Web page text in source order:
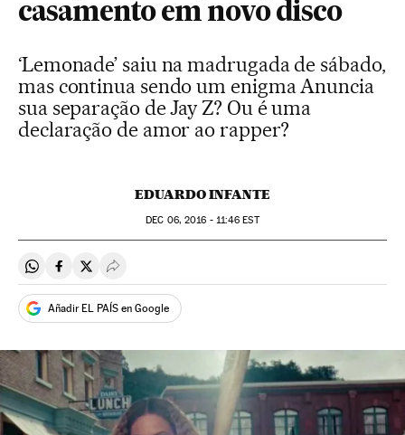
casamento em novo disco
‘Lemonade’ saiu na madrugada de sábado,
mas continua sendo um enigma Anuncia
sua separação de Jay Z? Ou é uma
declaração de amor ao rapper?
EDUARDO INFANTE
DEC 06, 2016 - 11:46 EST
Compartir en Whatsapp
Compartir en Facebook
Compartir en Twitter
Desplegar Redes Sociales
Añadir EL PAÍS en Google